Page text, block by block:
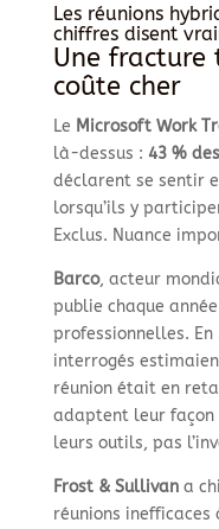
Les réunions
chiffres disent
Une fracture
coûte cher
Le Microsoft Work
là-dessus : 43 %
déclarent se sentir
lorsqu’ils y
Exclus. Nuance
Barco, acteur
publie chaque
professionnelles. En
interrogés
réunion était en
adaptent leur
leurs outils, pas
Frost & Sullivana
réunions inefficaces